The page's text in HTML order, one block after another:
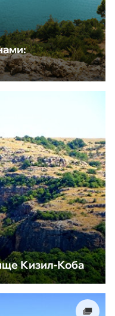
Кизил-Коба